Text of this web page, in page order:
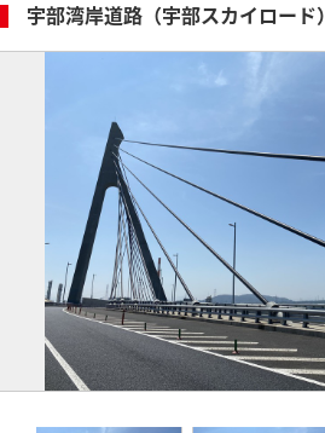
宇部湾岸道路（宇部スカイロード）